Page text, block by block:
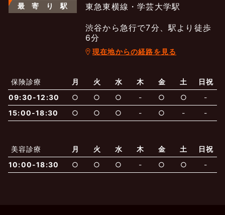
当院からのお知らせ
最新医療トピックス
はじめての方へ
医師の紹介
保険での診療
内科 皮膚科
よくあるご質問
一般診療 美容診療
電話でのお問いあわせ
最 寄 り 駅 東急東横線・学芸大学駅
渋谷から急行で7分、駅より徒歩
6分
現在地からの経路を見る
保険診療 月 火 水 木 金 土
日祝
09:30-12:30
○ ○ ○ - ○ ○
-
15:00-18:30
○ ○ ○ - ○ - -
美容診療 月 火 水 木 金 土
日祝
10:00-18:30
○ ○ ○ - ○ ○ -